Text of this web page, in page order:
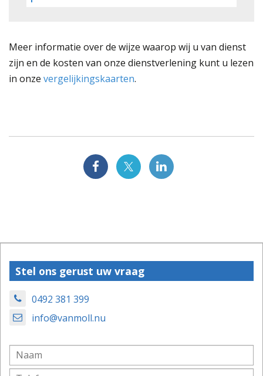
Meer informatie over de wijze waarop wij u van dienst
zijn en de kosten van onze dienstverlening kunt u lezen
in onze vergelijkingskaarten.
Stel ons gerust uw vraag
0492 381 399
info@vanmoll.nu